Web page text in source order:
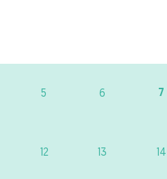
5 6 7
12 13 14